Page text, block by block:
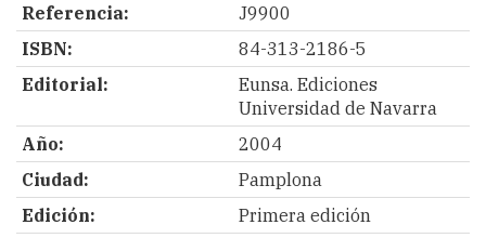
Referencia:
J9900
ISBN:
84-313-2186-5
Editorial:
Eunsa. Ediciones
Universidad de Navarra
Año:
2004
Ciudad:
Pamplona
Edición:
Primera edición